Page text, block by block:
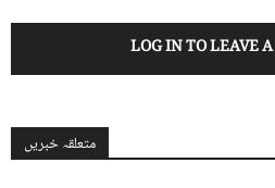
LOG IN TO LEAVE
متعلقہ خبریں